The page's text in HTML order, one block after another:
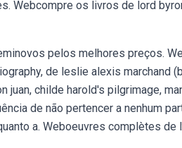
Webcompre os livros de lord
pelos melhores preços.
de leslie alexis marchand
juan, childe harold's pilgrimage,
de não pertencer a nenhum
a. Weboeuvres complètes de